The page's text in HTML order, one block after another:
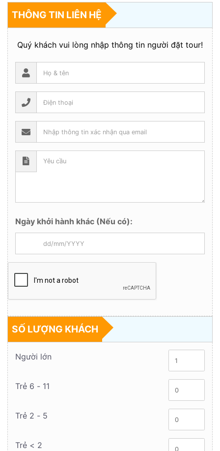
THÔNG TIN LIÊN HỆ
Quý khách vui lòng nhập thông tin người đặt tour!
Ngày khởi hành khác (Nếu có):
SỐ LƯỢNG KHÁCH
Người lớn
Trẻ 6 - 11
Trẻ 2 - 5
Trẻ < 2